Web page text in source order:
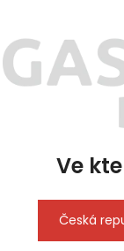
osobních
Ve
Česká